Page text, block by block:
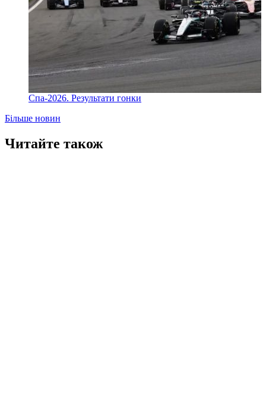
Спа-2026. Результати гонки
Більше новин
Читайте також